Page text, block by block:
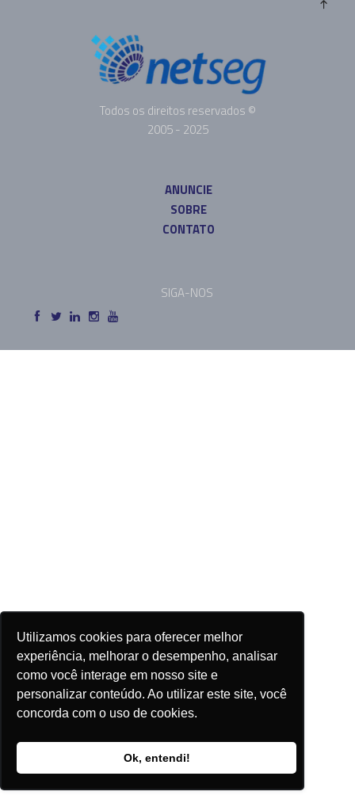
Utilizamos cookies para oferecer melhor
experiência, melhorar o desempenho, analisar
como você interage em nosso site e
personalizar conteúdo. Ao utilizar este site, você
concorda com o uso de cookies.
Ok, entendi!
Todos os direitos reservados ©
2005 - 2025
ANUNCIE
SOBRE
CONTATO
SIGA-NOS